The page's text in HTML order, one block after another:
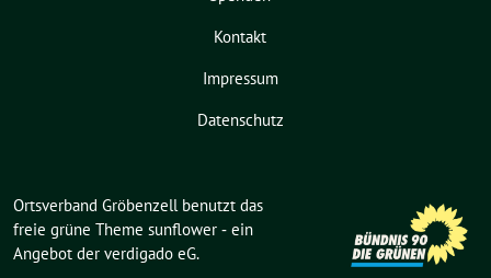
Kontakt
Impressum
Datenschutz
Ortsverband Gröbenzell benutzt das
freie grüne Theme sunflower ‐ ein
Angebot der verdigado eG.